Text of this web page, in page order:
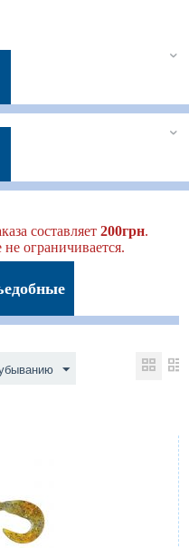
составляет 200грн.
ограничивается.